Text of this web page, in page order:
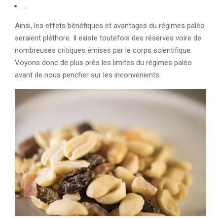
…
Ainsi, les effets bénéfiques et avantages du régimes paléo
seraient pléthore. Il existe toutefois des réserves voire de
nombreuses critiques émises par le corps scientifique.
Voyons donc de plus près les limites du régimes paléo
avant de nous pencher sur les inconvénients.